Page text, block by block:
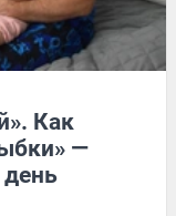
Как
—